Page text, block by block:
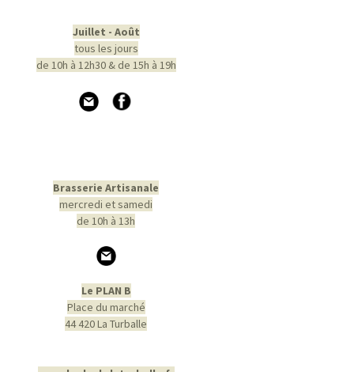
Juillet - Août
tous les jours
de 10h à 12h30 & de 15h à 19h
Brasserie Artisanale
mercredi et samedi
de 10h à 13h
Le PLAN B
Place du marché
44 420 La Turballe